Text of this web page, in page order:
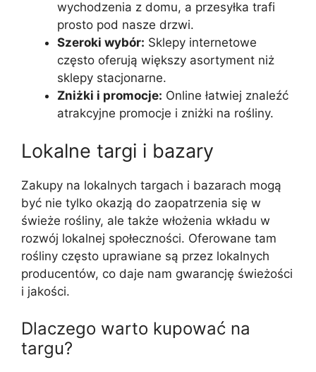
wychodzenia z domu, a przesyłka trafi
prosto pod nasze drzwi.
Szeroki wybór: Sklepy internetowe
często oferują większy asortyment niż
sklepy stacjonarne.
Zniżki i promocje: Online łatwiej znaleźć
atrakcyjne promocje i zniżki na rośliny.
Lokalne targi i bazary
Zakupy na lokalnych targach i bazarach mogą
być nie tylko okazją do zaopatrzenia się w
świeże rośliny, ale także włożenia wkładu w
rozwój lokalnej społeczności. Oferowane tam
rośliny często uprawiane są przez lokalnych
producentów, co daje nam gwarancję świeżości
i jakości.
Dlaczego warto kupować na
targu?